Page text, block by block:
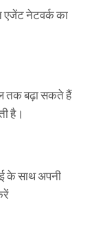
एजेंट नेटवर्क का
तक बढ़ा सकते हैं
है।
के साथ अपनी